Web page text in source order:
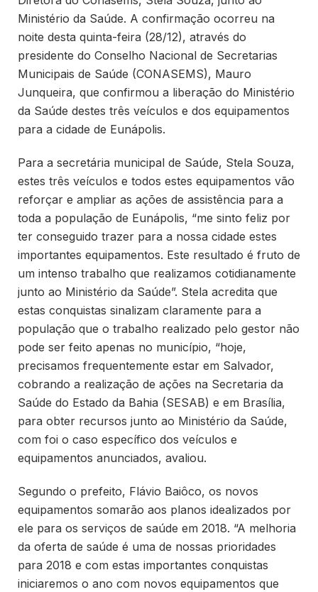
Ministério da Saúde. A confirmação ocorreu na
noite desta quinta-feira (28/12), através do
presidente do Conselho Nacional de Secretarias
Municipais de Saúde (CONASEMS), Mauro
Junqueira, que confirmou a liberação do Ministério
da Saúde destes três veículos e dos equipamentos
para a cidade de Eunápolis.
Para a secretária municipal de Saúde, Stela Souza,
estes três veículos e todos estes equipamentos vão
reforçar e ampliar as ações de assistência para a
toda a população de Eunápolis, “me sinto feliz por
ter conseguido trazer para a nossa cidade estes
importantes equipamentos. Este resultado é fruto de
um intenso trabalho que realizamos cotidianamente
junto ao Ministério da Saúde”. Stela acredita que
estas conquistas sinalizam claramente para a
população que o trabalho realizado pelo gestor não
pode ser feito apenas no município, “hoje,
precisamos frequentemente estar em Salvador,
cobrando a realização de ações na Secretaria da
Saúde do Estado da Bahia (SESAB) e em Brasília,
para obter recursos junto ao Ministério da Saúde,
com foi o caso específico dos veículos e
equipamentos anunciados, avaliou.
Segundo o prefeito, Flávio Baiôco, os novos
equipamentos somarão aos planos idealizados por
ele para os serviços de saúde em 2018. “A melhoria
da oferta de saúde é uma de nossas prioridades
para 2018 e com estas importantes conquistas
iniciaremos o ano com novos equipamentos que